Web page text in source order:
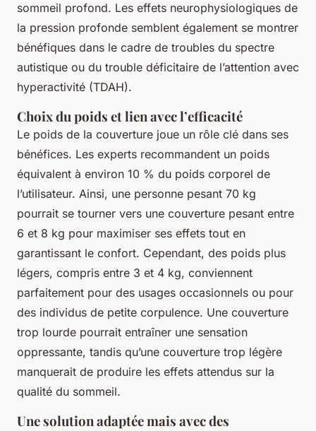
sommeil profond. Les effets neurophysiologiques de
la pression profonde semblent également se montrer
bénéfiques dans le cadre de troubles du spectre
autistique ou du trouble déficitaire de l’attention avec
hyperactivité (TDAH).
Choix du poids et lien avec l’efficacité
Le poids de la couverture joue un rôle clé dans ses
bénéfices. Les experts recommandent un poids
équivalent à environ 10 % du poids corporel de
l’utilisateur. Ainsi, une personne pesant 70 kg
pourrait se tourner vers une couverture pesant entre
6 et 8 kg pour maximiser ses effets tout en
garantissant le confort. Cependant, des poids plus
légers, compris entre 3 et 4 kg, conviennent
parfaitement pour des usages occasionnels ou pour
des individus de petite corpulence. Une couverture
trop lourde pourrait entraîner une sensation
oppressante, tandis qu’une couverture trop légère
manquerait de produire les effets attendus sur la
qualité du sommeil.
Une solution adaptée mais avec des